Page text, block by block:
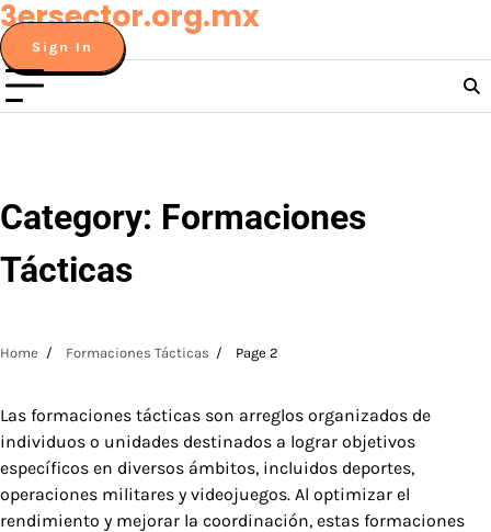
Skip
to
content
3ersector.org.mx
Sign In
Category: Formaciones
Tácticas
Home Formaciones Tácticas Page 2
Las formaciones tácticas son arreglos organizados de
individuos o unidades destinados a lograr objetivos
específicos en diversos ámbitos, incluidos deportes,
operaciones militares y videojuegos. Al optimizar el
rendimiento y mejorar la coordinación, estas formaciones